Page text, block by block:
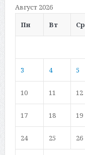
Август 2026
Пн
Вт Ср
3 4 5
10 11 12
17 18 19
24 25 26